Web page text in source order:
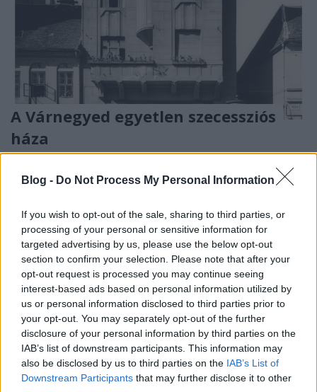
Blog - Do Not Process My Personal Information
If you wish to opt-out of the sale, sharing to third parties, or
processing of your personal or sensitive information for
targeted advertising by us, please use the below opt-out
section to confirm your selection. Please note that after your
opt-out request is processed you may continue seeing
interest-based ads based on personal information utilized by
us or personal information disclosed to third parties prior to
your opt-out. You may separately opt-out of the further
disclosure of your personal information by third parties on the
IAB’s list of downstream participants. This information may
also be disclosed by us to third parties on the IAB’s List of
Downstream Participants that may further disclose it to other
A Várnegyed egyetlen szecessziós
háza
kirívóbb volt a Hajadon utca 2. alatti lakóház, az
egykori Radulescu-bérház. A Hajadon utca 2.
újkorában (kép: FSZEK Budapest Gyűjtemény)